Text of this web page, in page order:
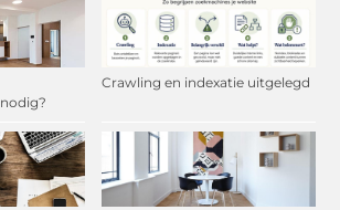
Crawling en indexatie uitgelegd